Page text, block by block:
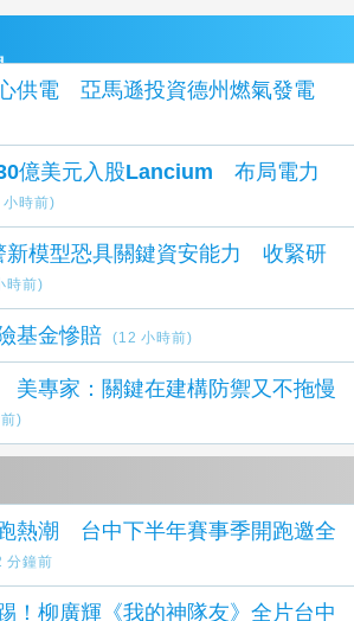
供電 亞馬遜投資德州燃氣發電
億美元入股Lancium 布局電力
小時前)
新模型恐具關鍵資安能力 收緊研
時前)
基金慘賠 (12 小時前)
專家：關鍵在建構防禦又不拖慢
)
熱潮 台中下半年賽事季開跑邀全
分鐘前
！柳廣輝《我的神隊友》全片台中